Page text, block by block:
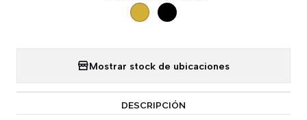
Mostrar stock de ubicaciones
DESCRIPCIÓN